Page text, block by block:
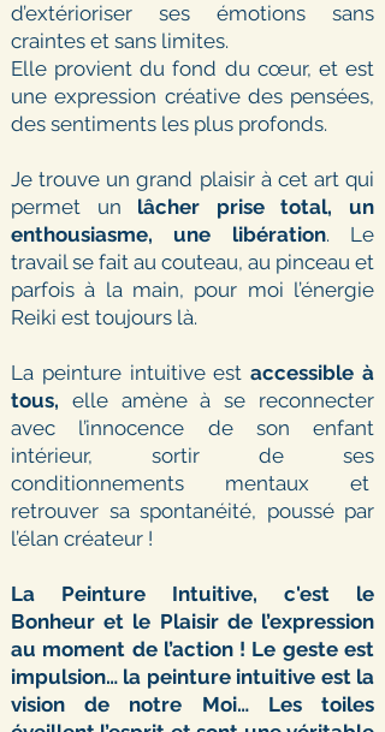
d’extérioriser ses émotions sans
craintes et sans limites.
Elle provient du fond du cœur, et est
une expression créative des pensées,
des sentiments les plus profonds.
Je trouve un grand plaisir à cet art qui
permet un lâcher prise total, un
enthousiasme, une libération. Le
travail se fait au couteau, au pinceau et
parfois à la main, pour moi l’énergie
Reiki est toujours là.
La peinture intuitive estaccessible à
tous, elle amène à se reconnecter
avec l’innocence de son enfant
intérieur, sortir de ses
conditionnements mentaux et
retrouver sa spontanéité, poussé par
l’élan créateur !
La Peinture Intuitive, c'est le
Bonheur et le Plaisir de l’expression
au moment de l’action ! Le geste est
impulsion… la peinture intuitive est la
vision de notre Moi… Les toiles